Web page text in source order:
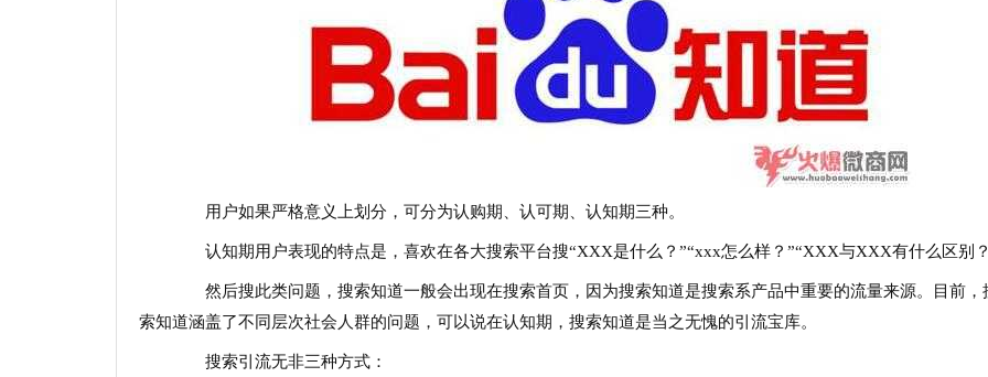
用户如果严格意义上划分，可分为认购期、认可期、认知期三种。
认知期用户表现的特点是，喜欢在各大搜索平台搜“XXX是什么？”“xxx怎么样？”“XXX与XXX有什么区别
然后搜此类问题，搜索知道一般会出现在搜索首页，因为搜索知道是搜索系产品中重要的流量来源。目前，
索知道涵盖了不同层次社会人群的问题，可以说在认知期，搜索知道是当之无愧的引流宝库。
搜索引流无非三种方式：